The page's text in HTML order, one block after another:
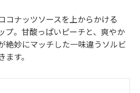
コナッツソースを上からかける
プ。甘酸っぱいピーチと、爽やか
絶妙にマッチした一味違うソルビ
す。